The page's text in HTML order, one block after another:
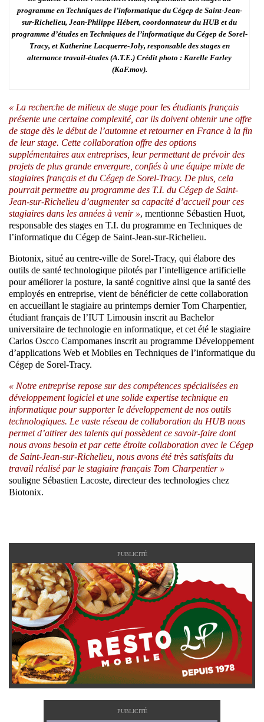
programme en Techniques de l’informatique du Cégep de Saint-Jean-
sur-Richelieu, Jean-Philippe Hébert, coordonnateur du HUB et du
programme d’études en Techniques de l’informatique du Cégep de Sorel-
Tracy, et Katherine Lacquerre-Joly, responsable des stages en
alternance travail-études (A.T.E.) Crédit photo : Karelle Farley
(KaF.mov).
« La recherche de milieux de stage pour les étudiants français
présente une certaine complexité, car ils doivent obtenir une offre
de stage dès le début de l’automne et retourner en France à la fin
de leur stage. Cette collaboration offre des options
supplémentaires aux entreprises, leur permettant de prévoir des
projets de plus grande envergure, confiés à une équipe mixte de
stagiaires français et du Cégep de Sorel-Tracy. De plus, cela
pourrait permettre au programme des T.I. du Cégep de Saint-
Jean-sur-Richelieu d’augmenter sa capacité d’accueil pour ces
stagiaires dans les années à venir », mentionne Sébastien Huot,
responsable des stages en T.I. du programme en Techniques de
l’informatique du Cégep de Saint-Jean-sur-Richelieu.
Biotonix, situé au centre-ville de Sorel-Tracy, qui élabore des
outils de santé technologique pilotés par l’intelligence artificielle
pour améliorer la posture, la santé cognitive ainsi que la santé des
employés en entreprise, vient de bénéficier de cette collaboration
en accueillant le stagiaire au printemps dernier Tom Charpentier,
étudiant français de l’IUT Limousin inscrit au Bachelor
universitaire de technologie en informatique, et cet été le stagiaire
Carlos Oscco Campomanes inscrit au programme Développement
d’applications Web et Mobiles en Techniques de l’informatique du
Cégep de Sorel-Tracy.
« Notre entreprise repose sur des compétences spécialisées en
développement logiciel et une solide expertise technique en
informatique pour supporter le développement de nos outils
technologiques. Le vaste réseau de collaboration du HUB nous
permet d’attirer des talents qui possèdent ce savoir-faire dont
nous avons besoin et par cette étroite collaboration avec le Cégep
de Saint-Jean-sur-Richelieu, nous avons été très satisfaits du
travail réalisé par le stagiaire français Tom Charpentier »
souligne Sébastien Lacoste, directeur des technologies chez
Biotonix.
PUBLICITÉ
PUBLICITÉ